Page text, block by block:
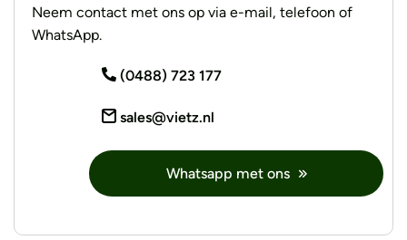
Neem contact met ons op via e-mail, telefoon of
WhatsApp.
(0488) 723 177
sales@vietz.nl
Whatsapp met ons